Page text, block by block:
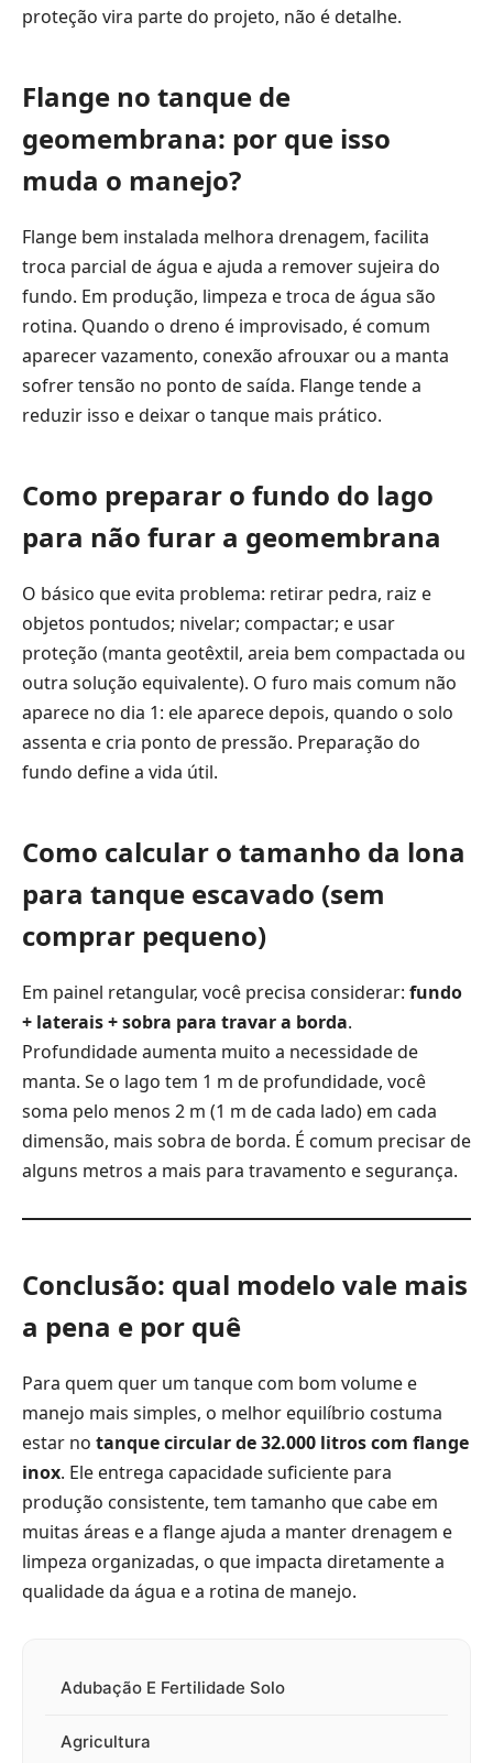
proteção vira parte do projeto, não é detalhe.
Flange no tanque de
geomembrana: por que isso
muda o manejo?
Flange bem instalada melhora drenagem, facilita
troca parcial de água e ajuda a remover sujeira do
fundo. Em produção, limpeza e troca de água são
rotina. Quando o dreno é improvisado, é comum
aparecer vazamento, conexão afrouxar ou a manta
sofrer tensão no ponto de saída. Flange tende a
reduzir isso e deixar o tanque mais prático.
Como preparar o fundo do lago
para não furar a geomembrana
O básico que evita problema: retirar pedra, raiz e
objetos pontudos; nivelar; compactar; e usar
proteção (manta geotêxtil, areia bem compactada ou
outra solução equivalente). O furo mais comum não
aparece no dia 1: ele aparece depois, quando o solo
assenta e cria ponto de pressão. Preparação do
fundo define a vida útil.
Como calcular o tamanho da lona
para tanque escavado (sem
comprar pequeno)
Em painel retangular, você precisa considerar: fundo
+ laterais + sobra para travar a borda.
Profundidade aumenta muito a necessidade de
manta. Se o lago tem 1 m de profundidade, você
soma pelo menos 2 m (1 m de cada lado) em cada
dimensão, mais sobra de borda. É comum precisar de
alguns metros a mais para travamento e segurança.
Conclusão: qual modelo vale mais
a pena e por quê
Para quem quer um tanque com bom volume e
manejo mais simples, o melhor equilíbrio costuma
estar no tanque circular de 32.000 litros com flange
inox. Ele entrega capacidade suficiente para
produção consistente, tem tamanho que cabe em
muitas áreas e a flange ajuda a manter drenagem e
limpeza organizadas, o que impacta diretamente a
qualidade da água e a rotina de manejo.
Adubação E Fertilidade Solo
Agricultura